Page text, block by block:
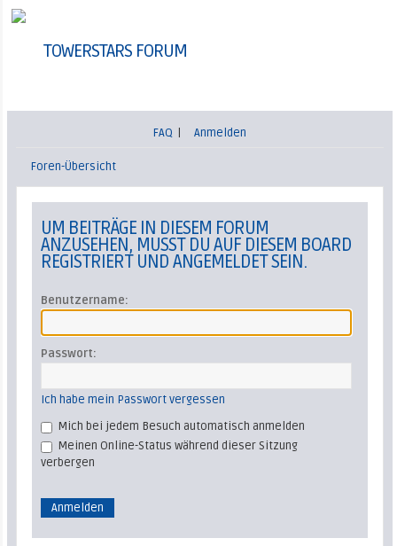
TOWERSTARS FORUM
FAQ Anmelden
Foren-Übersicht
UM BEITRÄGE IN DIESEM FORUM
ANZUSEHEN, MUSST DU AUF DIESEM BOARD
REGISTRIERT UND ANGEMELDET SEIN.
Benutzername:
Passwort:
Ich habe mein Passwort vergessen
Mich bei jedem Besuch automatisch anmelden
Meinen Online-Status während dieser Sitzung
verbergen